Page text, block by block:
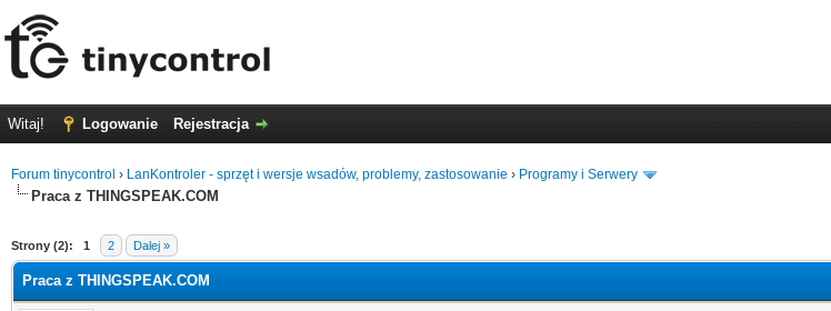
Witaj! Logowanie Rejestracja
Forum tinycontrol › LanKontroler - sprzęt i wersje wsadów, problemy, zastosowanie › Programy i Serwery
Praca z THINGSPEAK.COM
Strony (2): 1 2 Dalej »
Praca z THINGSPEAK.COM